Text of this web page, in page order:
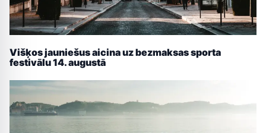
Višķos jauniešus aicina uz bezmaksas sporta
festivālu 14. augustā